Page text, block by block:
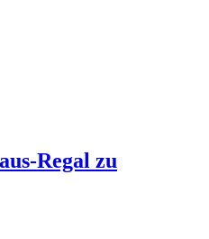
Regal zu